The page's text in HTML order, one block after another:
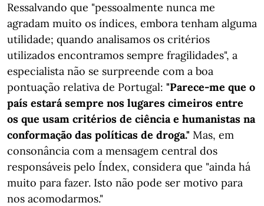
Ressalvando que "pessoalmente nunca me
agradam muito os índices, embora tenham alguma
utilidade; quando analisamos os critérios
utilizados encontramos sempre fragilidades", a
especialista não se surpreende com a boa
pontuação relativa de Portugal: "Parece-me que o
país estará sempre nos lugares cimeiros entre
os que usam critérios de ciência e humanistas na
conformação das políticas de droga." Mas, em
consonância com a mensagem central dos
responsáveis pelo Índex, considera que "ainda há
muito para fazer. Isto não pode ser motivo para
nos acomodarmos."